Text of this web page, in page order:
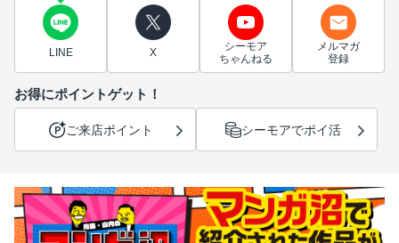
LINE X
シーモア
ちゃんねる
メルマガ
登録
お得にポイントゲット！
ご来店ポイント シーモアでポイ活